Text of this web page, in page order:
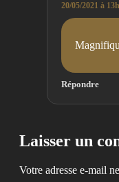
20/05/2021 à
Répondre
Laisser un
Votre adresse e-mail